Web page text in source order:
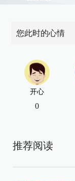
您此时的心情
开心
0
推荐阅读